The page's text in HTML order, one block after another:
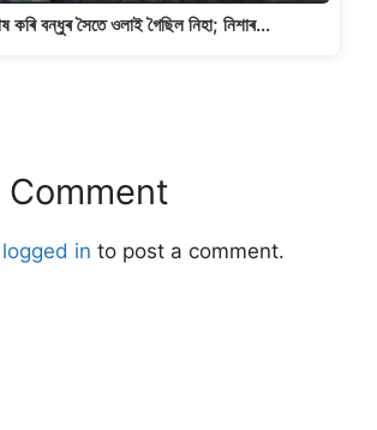
কৰি বন্ধুৰ সৈতে ওলাই গৈছিল নিহা; নিশাৰ…
Comment
logged in to post a comment.